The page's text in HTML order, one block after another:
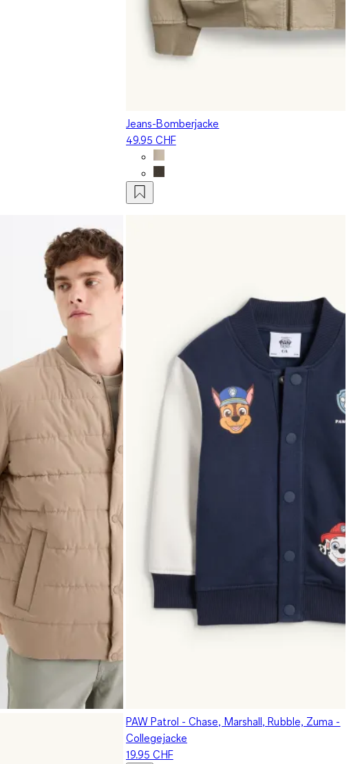
Jeans-Bomberjacke
49.95 CHF
PAW Patrol - Chase, Marshall, Rubble, Zuma -
Collegejacke
19.95 CHF